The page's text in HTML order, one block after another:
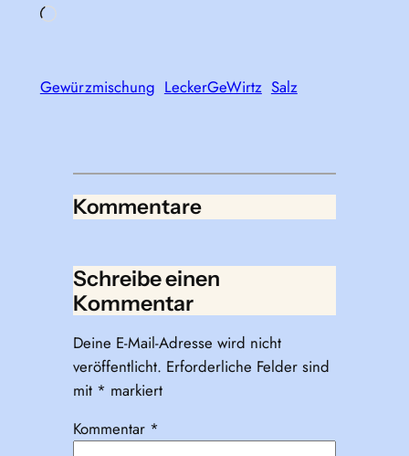
Wird
Gewürzmischung LeckerGeWirtz Salz
Kommentare
Schreibe einen
Kommentar
Deine E-Mail-Adresse wird nicht
veröffentlicht. Erforderliche Felder sind
mit * markiert
Kommentar *